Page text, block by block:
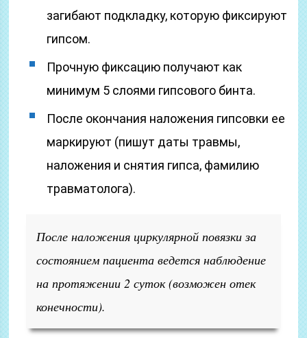
загибают подкладку, которую фиксируют
гипсом.
Прочную фиксацию получают как
минимум 5 слоями гипсового бинта.
После окончания наложения гипсовки ее
маркируют (пишут даты травмы,
наложения и снятия гипса, фамилию
травматолога).
После наложения циркулярной повязки за
состоянием пациента ведется наблюдение
на протяжении 2 суток (возможен отек
конечности).